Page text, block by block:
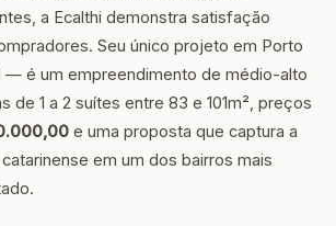
a Ecalthi demonstra satisfação
Seu único projeto em Porto
— é um empreendimento de médio-alto
de 1 a 2 suítes entre 83 e 101m², preços
e uma proposta que captura a
em um dos bairros mais